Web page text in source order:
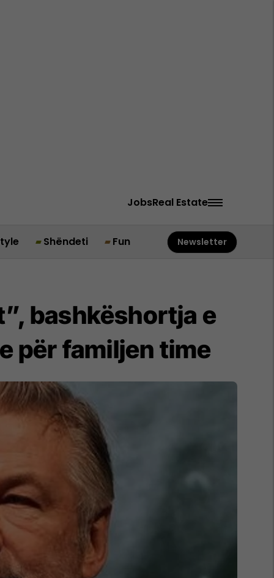
JobsReal Estate
Shëndeti Fun Newsletter
bashkëshortja e
për familjen time